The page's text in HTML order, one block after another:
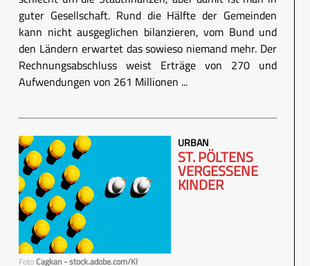
guter Gesellschaft. Rund die Hälfte der Gemeinden
kann nicht ausgeglichen bilanzieren, vom Bund und
den Ländern erwartet das sowieso niemand mehr. Der
Rechnungsabschluss weist Erträge von 270 und
Aufwendungen von 261 Millionen ...
FotoCagkan - stock.adobe.com/KI
URBAN
ST. PÖLTENS
VERGESSENE
KINDER